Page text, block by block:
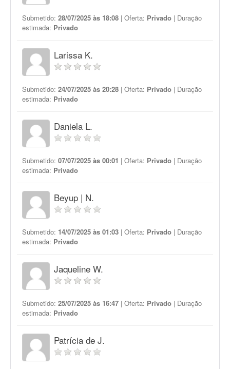
Submetido: 28/07/2025 às 18:08 | Oferta: Privado | Duração
estimada: Privado
Larissa K.
Submetido: 24/07/2025 às 20:28 | Oferta: Privado | Duração
estimada: Privado
Daniela L.
Submetido: 07/07/2025 às 00:01 | Oferta: Privado | Duração
estimada: Privado
Beyup | N.
Submetido: 14/07/2025 às 01:03 | Oferta: Privado | Duração
estimada: Privado
Jaqueline W.
Submetido: 25/07/2025 às 16:47 | Oferta: Privado | Duração
estimada: Privado
Patrícia de J.